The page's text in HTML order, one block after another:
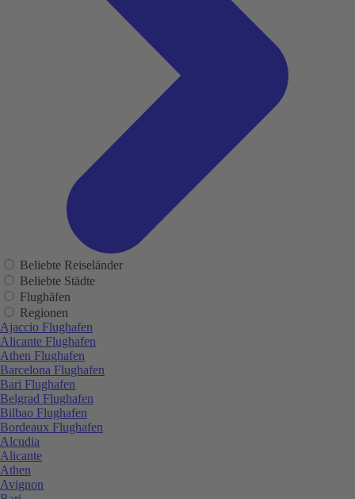
Beliebte Reiseländer
Beliebte Städte
Flughäfen
Regionen
Ajaccio Flughafen
Alicante Flughafen
Athen Flughafen
Barcelona Flughafen
Bari Flughafen
Belgrad Flughafen
Bilbao Flughafen
Bordeaux Flughafen
Alcudia
Alicante
Athen
Avignon